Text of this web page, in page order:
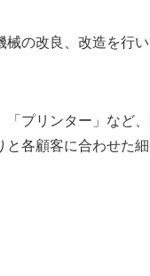
の改良、改造を行
プリンター」など
各顧客に合わせた